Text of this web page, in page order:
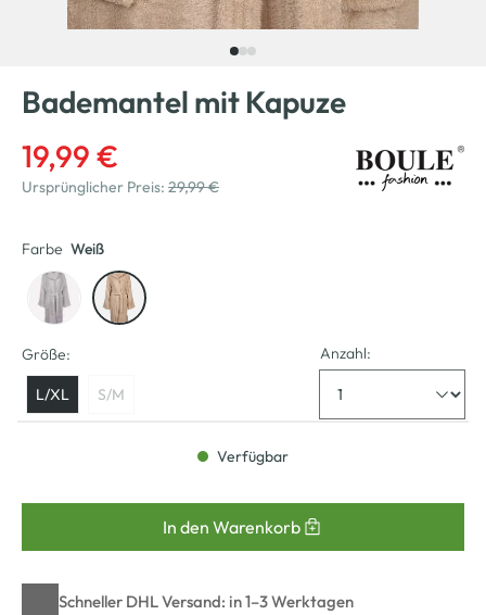
Bademantel mit Kapuze
19,99 €
Ursprünglicher Preis: 29,99 €
Farbe Weiß
Größe:
L/XL S/M
Anzahl:
Verfügbar
In den Warenkorb
Schneller DHL Versand: in 1–3 Werktagen